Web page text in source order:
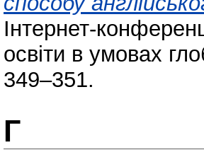
Інтернет-
освіти в умовах
349–351.
Г